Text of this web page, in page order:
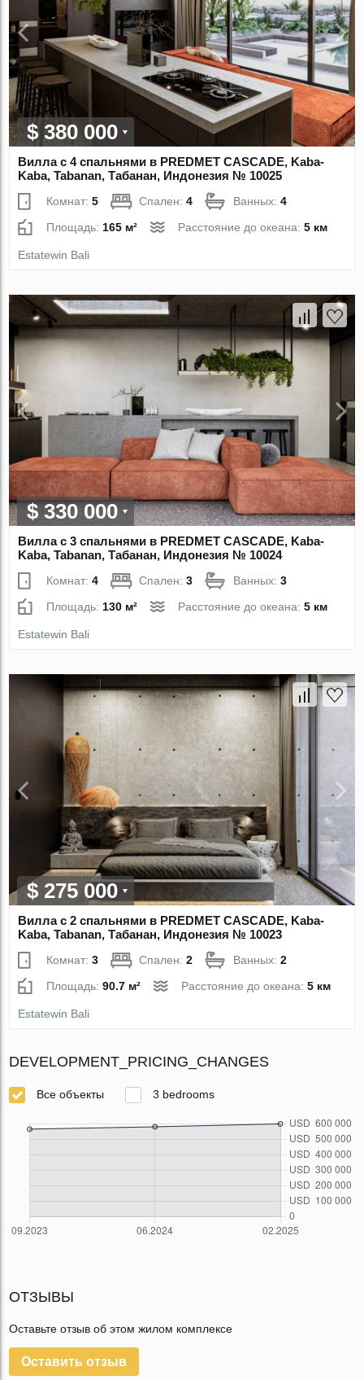
$ 380 000
Вилла с 4 спальнями в PREDMET CASCADE, Kaba-
Kaba, Tabanan, Табанан, Индонезия № 10025
Комнат:5 Спален:4 Ванных:4
Площадь:165 м² Расстояние до океана:5 км
Estatewin Bali
$ 330 000
Вилла с 3 спальнями в PREDMET CASCADE, Kaba-
Kaba, Tabanan, Табанан, Индонезия № 10024
Комнат:4 Спален:3 Ванных:3
Площадь: 130 м² Расстояние до океана:5 км
Estatewin Bali
$ 275 000
Вилла с 2 спальнями в PREDMET CASCADE, Kaba-
Kaba, Tabanan, Табанан, Индонезия № 10023
Комнат:3 Спален:2 Ванных:2
Площадь:90.7 м² Расстояние до океана:5 км
Estatewin Bali
DEVELOPMENT_PRICING_CHANGES
Все объекты 3 bedrooms
ОТЗЫВЫ
Оставьте отзыв об этом жилом комплексе
Оставить отзыв